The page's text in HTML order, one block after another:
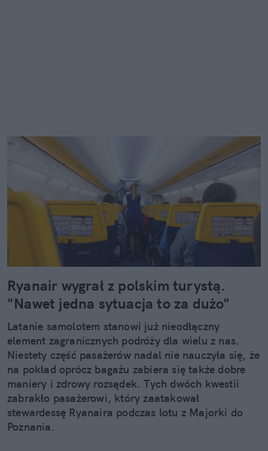
Ryanair wygrał z polskim turystą.
"Nawet jedna sytuacja to za dużo"
Latanie samolotem stanowi już nieodłączny
element zagranicznych podróży dla wielu z nas.
Niestety część pasażerów nadal nie nauczyła się, że
na pokład oprócz bagażu zabiera się także dobre
maniery i zdrowy rozsądek. Tych dwóch kwestii
zabrakło pasażerowi, który zaatakował
stewardessę Ryanaira podczas lotu z Majorki do
Poznania.